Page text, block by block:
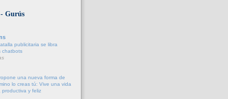
Gurús
publicitaria se libra
chatbots
una nueva forma de
lo creas tú: Vive una vida
productiva y feliz